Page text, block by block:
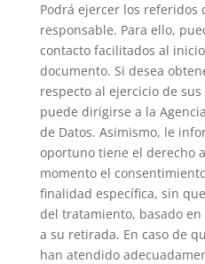
Podrá ejercer los referidos
responsable. Para ello,
contacto facilitados al
documento. Si desea
respecto al ejercicio de
puede dirigirse a la
de Datos. Asimismo, le
oportuno tiene el derecho
momento el
finalidad específica, sin
del tratamiento, basado
a su retirada. En caso de
han atendido